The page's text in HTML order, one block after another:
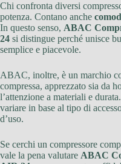
Chi confronta diversi
potenza. Contano anche
In questo senso, ABAC
24 si distingue perché unisce
semplice e piacevole.
ABAC, inoltre, è un marchio
compressa, apprezzato sia da
l’attenzione a materiali e
variare in base al tipo di
d’uso.
Se cerchi un compressore
vale la pena valutare ABAC